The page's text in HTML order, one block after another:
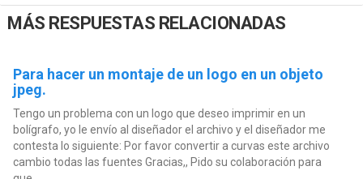
MÁS RESPUESTAS RELACIONADAS
Para hacer un montaje de un logo en un objeto
jpeg.
Tengo un problema con un logo que deseo imprimir en un
bolígrafo, yo le envío al diseñador el archivo y el diseñador me
contesta lo siguiente: Por favor convertir a curvas este archivo
cambio todas las fuentes Gracias,, Pido su colaboración para